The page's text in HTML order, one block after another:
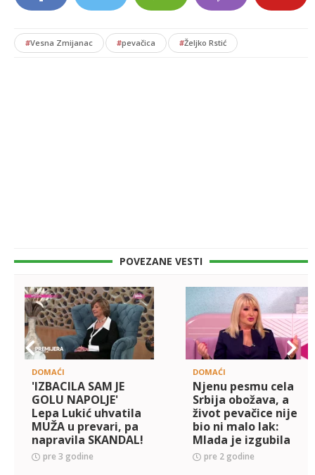
#Vesna Zmijanac #pevačica #Željko Rstić
POVEZANE VESTI
DOMAĆI
'IZBACILA SAM JE
GOLU NAPOLJE'
Lepa Lukić uhvatila
MUŽA u prevari, pa
napravila SKANDAL!
Estradom se tada
šuškalo da je u
pre 3 godine
DOMAĆI
Njenu pesmu cela
Srbija obožava, a
život pevačice nije
bio ni malo lak:
Mlada je izgubila
majku, rođak ju je
maltertirao, a onda
pre 2 godine